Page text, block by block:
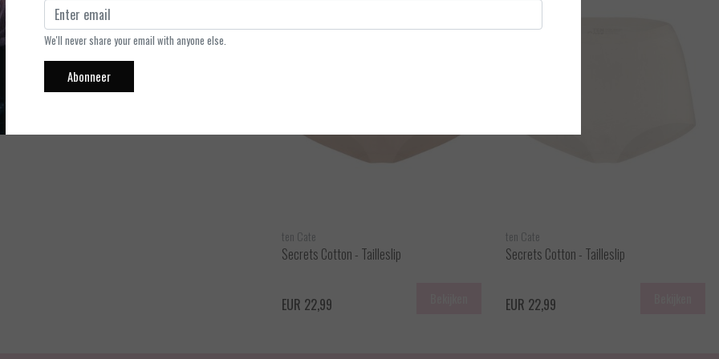
ten Cate
Secrets Cotton - Tailleslip
EUR 22,99
ten Cate
Secrets Cotton - Tailleslip
EUR 22,99
We'll never share your email with anyone else.
Abonneer